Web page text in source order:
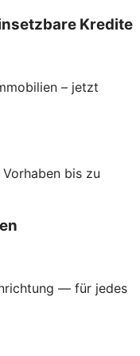
Kredite
– jetzt
bis zu
— für jedes